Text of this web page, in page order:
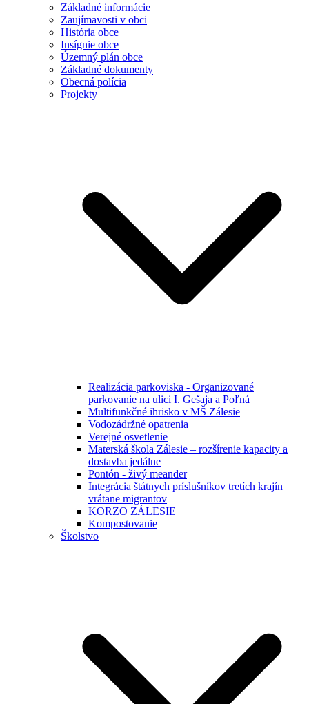
Základné informácie
Zaujímavosti v obci
História obce
Insígnie obce
Územný plán obce
Základné dokumenty
Obecná polícia
Projekty
Realizácia parkoviska - Organizované
parkovanie na ulici I. Gešaja a Poľná
Multifunkčné ihrisko v MŠ Zálesie
Vodozádržné opatrenia
Verejné osvetlenie
Materská škola Zálesie – rozšírenie kapacity a
dostavba jedálne
Pontón - živý meander
Integrácia štátnych príslušníkov tretích krajín
vrátane migrantov
KORZO ZÁLESIE
Kompostovanie
Školstvo